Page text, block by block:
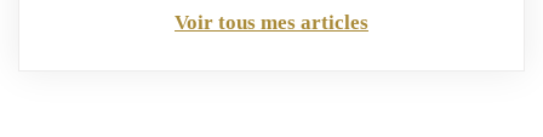
Voir tous mes articles